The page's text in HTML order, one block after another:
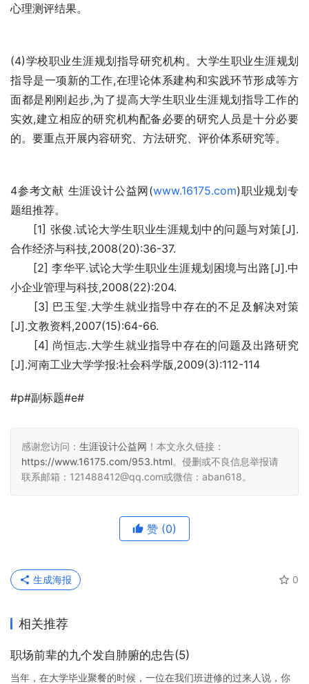
心理测评结果。
(4)学校职业生涯规划指导研究机构。大学生职业生涯规划
指导是一项新的工作,在理论体系建构和实践环节形成等方
面都是刚刚起步,为了提高大学生职业生涯规划指导工作的
实效,建立相应的研究机构配备必要的研究人员是十分必要
的。要重点开展内容研究、方法研究、评价体系研究等。
4参考文献 生涯设计公益网(www.16175.com)职业规划专
题组推荐。
[1] 张俊.试论大学生职业生涯规划中的问题与对策[J].
合作经济与科技,2008(20):36-37.
[2] 李华平.试论大学生职业生涯规划困境与出路[J].中
小企业管理与科技,2008(22):204.
[3] 巴玉玺.大学生就业指导中存在的不足及解决对策
[J].文教资料,2007(15):64-66.
[4] 尚恒志.大学生就业指导中存在的问题及出路研究
[J].河南工业大学学报:社会科学版,2009(3):112-114
#p#副标题#e#
感谢您访问： 生涯设计公益网 ！本文永久链接：
https://www.16175.com/953.html。侵删或不良信息举报请
联系邮箱：121488412@qq.com或微信：aban618。
赞 (0)
0
生成海报
相关推荐
职场前辈的九个发自肺腑的忠告(5)
当年，在大学毕业聚餐的时候，一位在我们班进修的过来人说，你